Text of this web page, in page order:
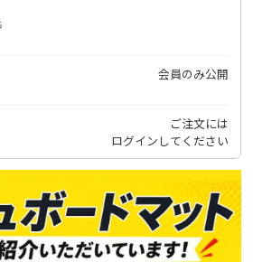
会員のみ公開
ご注文には
ログイン してください